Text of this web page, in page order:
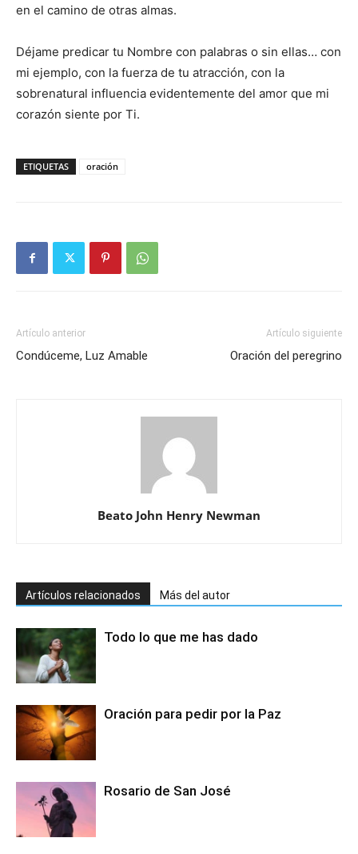
en el camino de otras almas.
Déjame predicar tu Nombre con palabras o sin ellas… con
mi ejemplo, con la fuerza de tu atracción, con la
sobrenatural influencia evidentemente del amor que mi
corazón siente por Ti.
ETIQUETAS oración
Artículo anterior
Condúceme, Luz Amable
Artículo siguiente
Oración del peregrino
Beato John Henry Newman
Artículos relacionados Más del autor
Todo lo que me has dado
Oración para pedir por la Paz
Rosario de San José